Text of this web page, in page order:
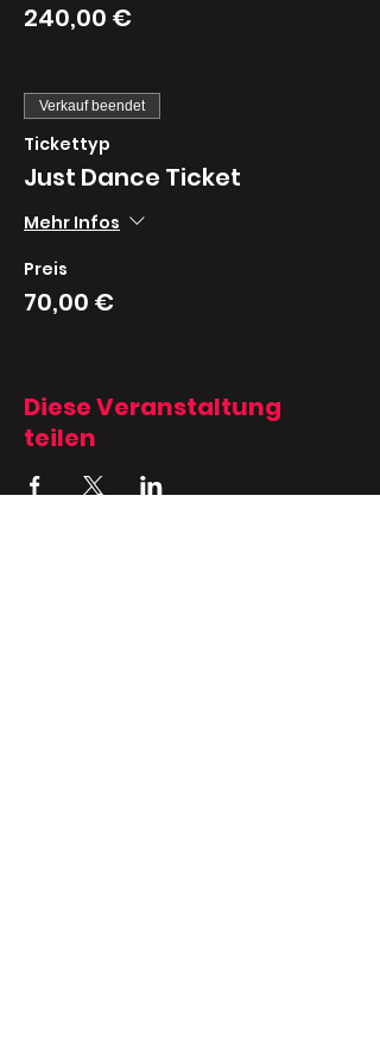
240,00 €
Verkauf beendet
Tickettyp
Just Dance Ticket
Mehr Infos
Preis
70,00 €
Diese Veranstaltung
teilen